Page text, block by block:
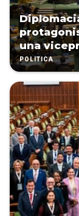
una
POLÍTICA